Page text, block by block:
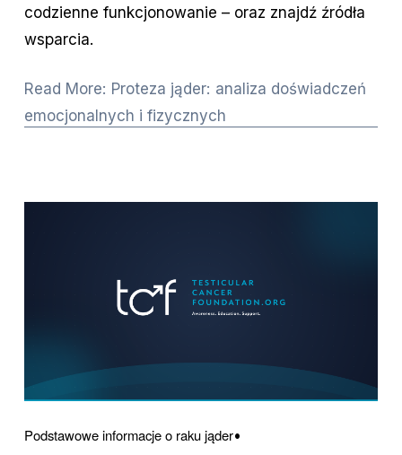
codzienne funkcjonowanie – oraz znajdź źródła
wsparcia.
Read More: Proteza jąder: analiza doświadczeń
emocjonalnych i fizycznych
Podstawowe informacje o raku jąder